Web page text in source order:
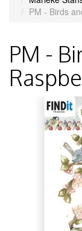
PM - Birds
PM -